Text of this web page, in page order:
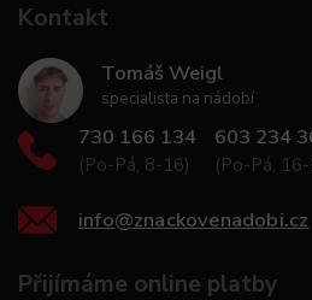
Kontakt
Tomáš Weigl
specialista na nádobí
730 166 134
(Po-Pá, 8-16)
603 234
(Po-Pá,
info@znackovenadobi.cz
Přijímáme online platby